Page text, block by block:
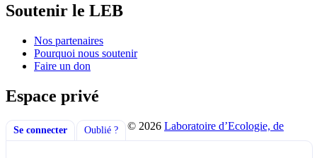
Soutenir le LEB
Nos partenaires
Pourquoi nous soutenir
Faire un don
Espace privé
Se connecter Oublié ? © 2026 Laboratoire d’Ecologie, de